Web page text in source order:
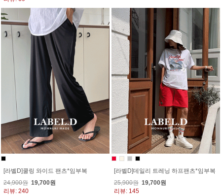
[라벨D]쿨링 와이드 팬츠*임부복
24,900원 19,700원
리뷰: 240
[라벨D]데일리 트레닝 하프팬츠*임부복
25,900원 19,700원
리뷰: 145